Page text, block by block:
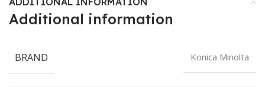
Additional information
BRAND Konica Minolta